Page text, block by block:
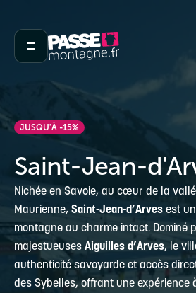
JUSQU'À -15%
Saint-Jean-
Nichée en Savoie, au cœur de la
Maurienne, Saint-Jean-d’Arves est
montagne au charme intact. Dominé
majestueuses Aiguilles d’Arves, le
authenticité savoyarde et accès
des Sybelles, offrant une expérience